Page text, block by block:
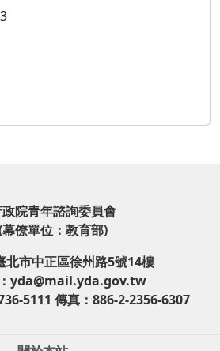
院青年諮詢委員會
僚單位：教育部)
北市中正區徐州路5號14樓
yda@mail.yda.gov.tw
5111 傳真：886-2-2356-6307